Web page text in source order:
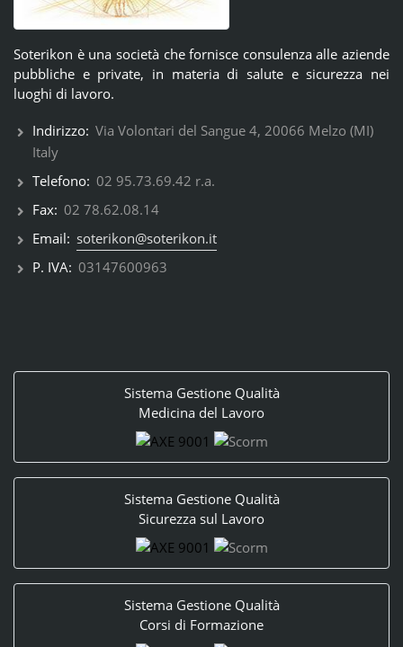
Soterikon è una società che fornisce consulenza alle aziende
pubbliche e private, in materia di salute e sicurezza nei
luoghi di lavoro.
Indirizzo: Via Volontari del Sangue 4, 20066 Melzo (MI)
Italy
Telefono: 02 95.73.69.42 r.a.
Fax: 02 78.62.08.14
Email: soterikon@soterikon.it
P. IVA: 03147600963
Sistema Gestione Qualità
Medicina del Lavoro
Sistema Gestione Qualità
Sicurezza sul Lavoro
Sistema Gestione Qualità
Corsi di Formazione